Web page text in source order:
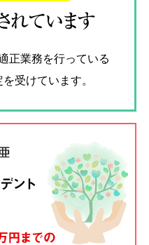
れています
正業務を行っている
受けています。